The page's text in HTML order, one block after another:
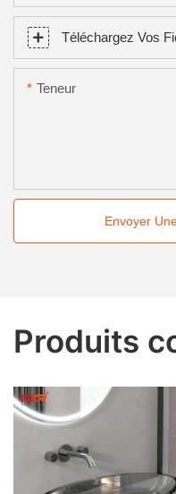
Téléchargez Vos
Teneur
Envoyer
Produits